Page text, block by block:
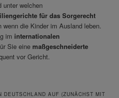
unter welchen
für das Sorgerecht
wenn die Kinder im Ausland leben.
im internationalen
Sie einemaßgeschneiderte
vor Gericht.
AUF (ZUNÄCHST MIT